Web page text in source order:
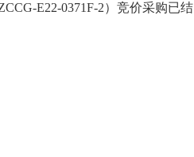
E22-0371F-2）竞价采购已结